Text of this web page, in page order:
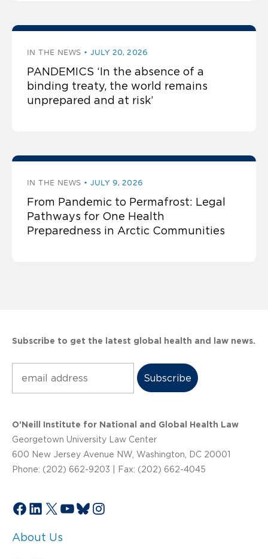
IN THE NEWS JULY 20, 2026
PANDEMICS ‘In the absence of a
binding treaty, the world remains
unprepared and at risk’
IN THE NEWS JULY 9, 2026
From Pandemic to Permafrost: Legal
Pathways for One Health
Preparedness in Arctic Communities
Subscribe to get the latest global health and law news.
O’Neill Institute for National and Global Health Law
Georgetown University Law Center
600 New Jersey Avenue NW, Washington, DC 20001
Phone: (202) 662-9203 | Fax: (202) 662-4045
Facebook
LinkedIn
X YouTube
Bluesky
Instagram
About Us